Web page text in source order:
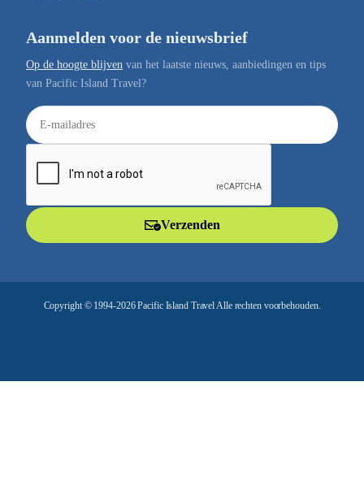
Aanmelden voor de nieuwsbrief
Op de hoogte blijven van het laatste nieuws, aanbiedingen en tips
van Pacific Island Travel?
E
-
a
Verzenden
Copyright © 1994-2026 Pacific Island Travel Alle rechten voorbehouden.